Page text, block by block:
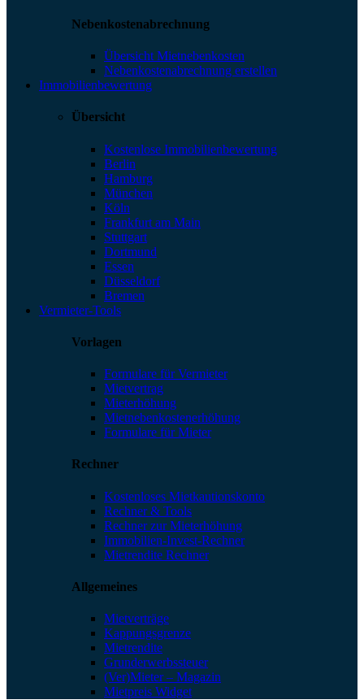
Nebenkostenabrechnung
Übersicht Mietnebenkosten
Nebenkostenabrechnung erstellen
Immobilienbewertung
Übersicht
Kostenlose Immobilienbewertung
Berlin
Hamburg
München
Köln
Frankfurt am Main
Stuttgart
Dortmund
Essen
Düsseldorf
Bremen
Vermieter-Tools
Vorlagen
Formulare für Vermieter
Mietvertrag
Mieterhöhung
Mietnebenkostenerhöhung
Formulare für Mieter
Rechner
Kostenloses Mietkautionskonto
Rechner & Tools
Rechner zur Mieterhöhung
Immobilien-Invest-Rechner
Mietrendite Rechner
Allgemeines
Mietverträge
Kappungsgrenze
Mietrendite
Grunderwerbssteuer
(Ver)Mieter – Magazin
Mietpreis Widget